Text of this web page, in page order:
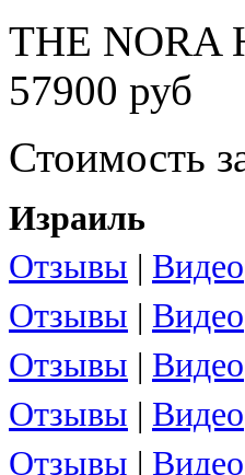
THE NORA
57900 руб
Стоимость
Израиль
Отзывы | Видео
Отзывы | Видео
Отзывы | Видео
Отзывы | Видео
Отзывы | Видео